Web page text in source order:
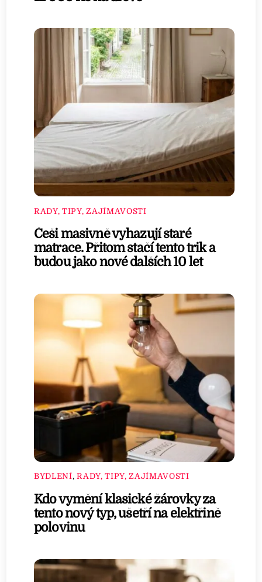
RADY, TIPY, ZAJÍMAVOSTI
Češi masivně vyhazují staré
matrace. Přitom stačí tento trik a
budou jako nové dalších 10 let
BYDLENÍ,RADY, TIPY, ZAJÍMAVOSTI
Kdo vymění klasické žárovky za
tento nový typ, ušetří na elektřině
polovinu